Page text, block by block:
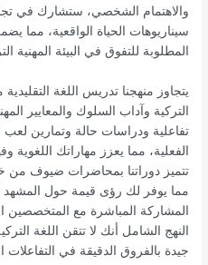
والاهتمام الشخصي، ستشارك في
سيناريوهات الحياة الواقعية، مما
المطلوبة للتفوق في البيئة المهنية
يتجاوز منهجنا تدريس اللغة
التركية وآداب السلوك والمعايير
تفاعلية ودراسات حالة وتمارين
الفعلية، مما يعزز مهاراتك اللغوية
تتميز دوراتنا بمحاضرات ضيوف من
مما يوفر لك رؤى قيمة حول المشهد
المشاركة المباشرة مع
النهج الشامل أنك لا تتقن اللغة
جيدة بالفروق الدقيقة في التفاعلات